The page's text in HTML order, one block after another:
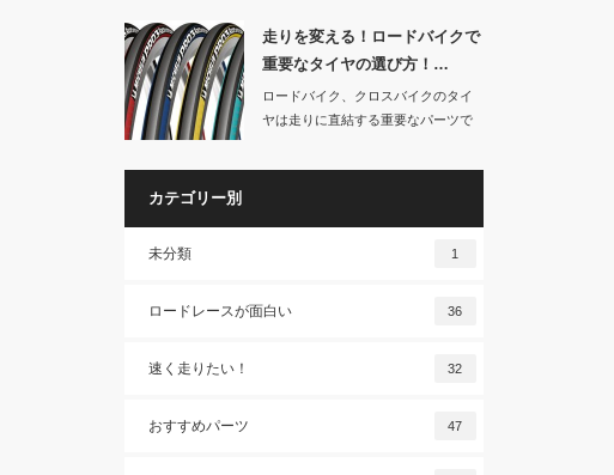
走りを変える！ロードバイクで
重要なタイヤの選び方！…
ロードバイク、クロスバイクのタイ
ヤは走りに直結する重要なパーツで
カテゴリー別
未分類 1
ロードレースが面白い 36
速く走りたい！ 32
おすすめパーツ 47